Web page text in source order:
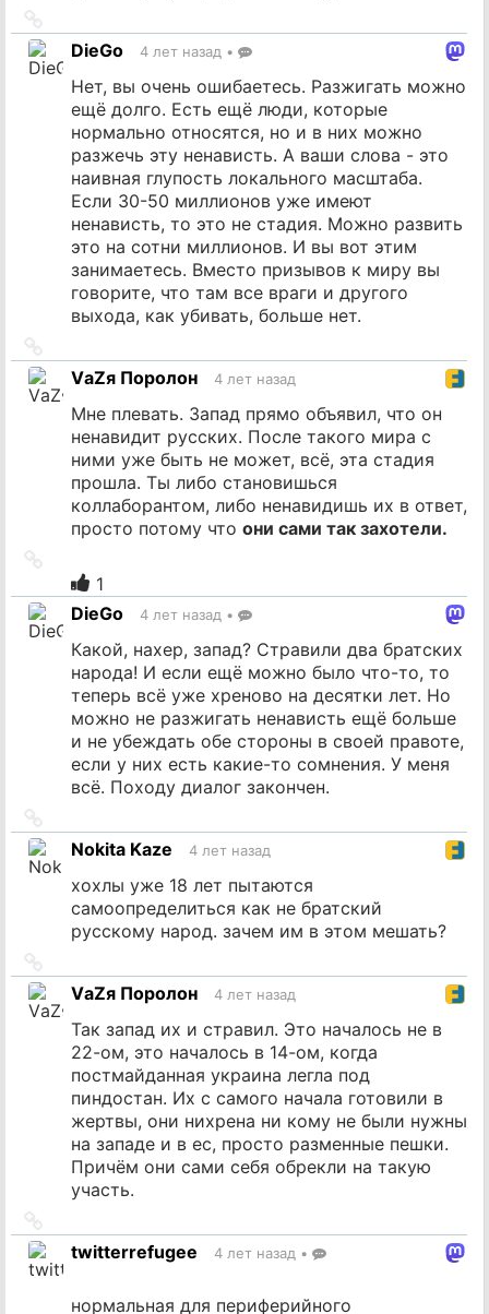
на
источник
DieGo 4 лет назад •
Нет, вы очень ошибаетесь. Разжигать можно
ещё долго. Есть ещё люди, которые
нормально относятся, но и в них можно
разжечь эту ненависть. А ваши слова - это
наивная глупость локального масштаба.
Если 30-50 миллионов уже имеют
ненависть, то это не стадия. Можно развить
это на сотни миллионов. И вы вот этим
занимаетесь. Вместо призывов к миру вы
говорите, что там все враги и другого
выхода, как убивать, больше нет.
на
источник
VаZя Поролон 4 лет назад
Мне плевать. Запад прямо объявил, что он
ненавидит русских. После такого мира с
ними уже быть не может, всё, эта стадия
прошла. Ты либо становишься
коллаборантом, либо ненавидишь их в ответ,
просто потому что они сами так захотели.
источник
1
DieGo
4 лет назад •
Какой, нахер, запад? Стравили два братских
народа! И если ещё можно было что-то, то
теперь всё уже хреново на десятки лет. Но
можно не разжигать ненависть ещё больше
и не убеждать обе стороны в своей правоте,
если у них есть какие-то сомнения. У меня
всё. Походу диалог закончен.
на
источник
Nokita Kaze 4 лет назад
хохлы уже 18 лет пытаются
самоопределиться как не братский
русскому народ. зачем им в этом мешать?
на
источник
VаZя Поролон 4 лет назад
Так запад их и стравил. Это началось не в
22-ом, это началось в 14-ом, когда
постмайданная украина легла под
пиндостан. Их с самого начала готовили в
жертвы, они нихрена ни кому не были нужны
на западе и в ес, просто разменные пешки.
Причём они сами себя обрекли на такую
участь.
на
источник
twitterrefugee 4 лет назад •
нормальная для периферийного